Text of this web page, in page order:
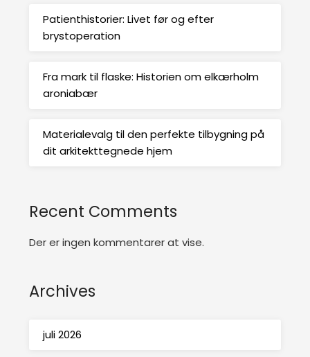
Patienthistorier: Livet før og efter
brystoperation
Fra mark til flaske: Historien om elkærholm
aroniabær
Materialevalg til den perfekte tilbygning på
dit arkitekttegnede hjem
Recent Comments
Der er ingen kommentarer at vise.
Archives
juli 2026